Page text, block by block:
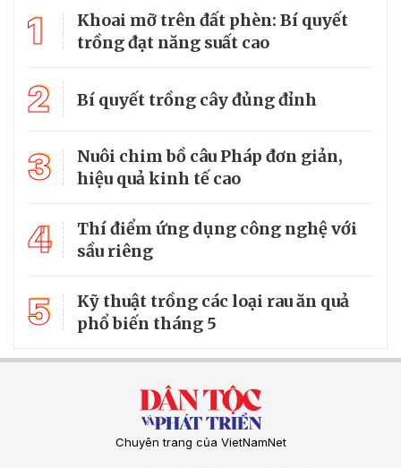
1
Khoai mỡ trên đất phèn: Bí quyết
trồng đạt năng suất cao
2 Bí quyết trồng cây đủng đỉnh
3
Nuôi chim bồ câu Pháp đơn giản,
hiệu quả kinh tế cao
4
Thí điểm ứng dụng công nghệ với
sầu riêng
5
Kỹ thuật trồng các loại rau ăn quả
phổ biến tháng 5
Chuyên trang của VietNamNet